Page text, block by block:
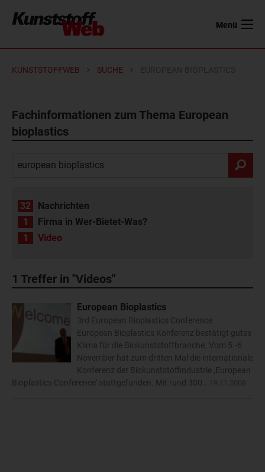
Menü
KUNSTSTOFFWEB SUCHE
Fachinformationen zum Thema European
bioplastics
32
Nachrichten
1
Firma in Wer-Bietet-Was?
1
Video
1 Treffer in "Videos"
European Bioplastics
3rd European Bioplastics Conference
European Bioplastics Konferenz bestätigt gutes
Klima für die Biokunststoffbranche. Vom 5.-6.
November hat zum dritten Mal die internationale
Konferenz der Biokunststoffindustrie ,European
Bioplastics Conference' stattgefunden. Mit rund 300…